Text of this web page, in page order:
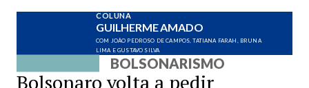
COLUNA
GUILHERME AMADO
COM JOÃO PEDROSO DE CAMPOS, TATIANA FARAH, BRUNA
LIMA E GUSTAVO SILVA
BOLSONARISMO
Bolsonaro volta a pedir